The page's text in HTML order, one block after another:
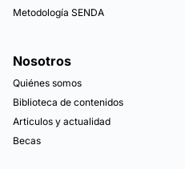
Metodología SENDA
Nosotros
Quiénes somos
Biblioteca de contenidos
Articulos y actualidad
Becas